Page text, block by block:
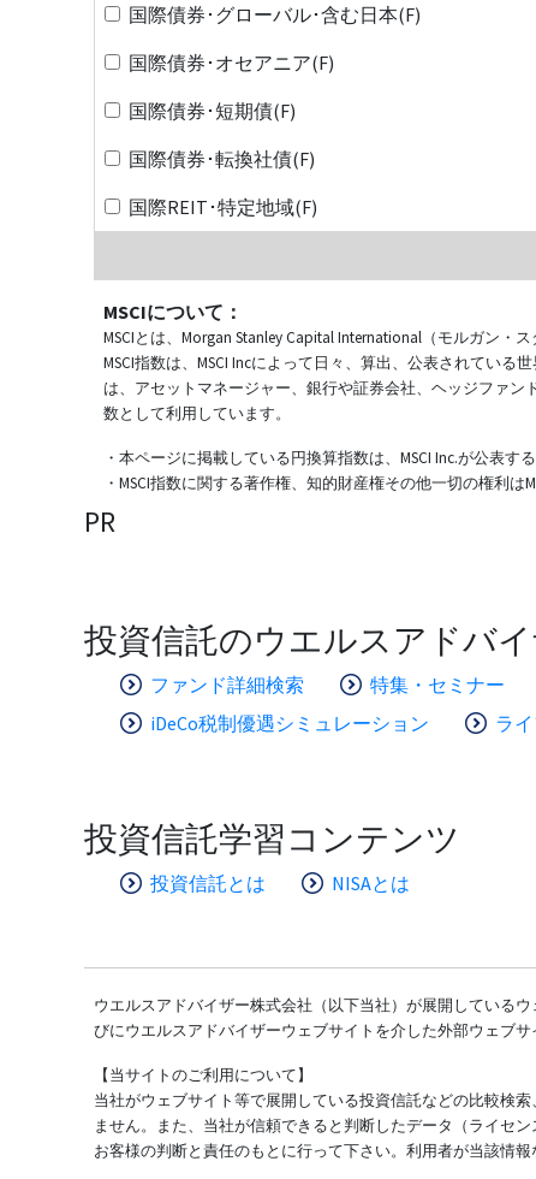
国際債券･グローバル･含む日本(F)
国際債券･オセアニア(F)
国際債券･短期債(F)
国際債券･転換社債(F)
国際REIT･特定地域(F)
MSCIについて：
MSCIとは、Morgan Stanley Capital International（モルガン・
MSCI指数は、MSCI Incによって日々、算出、公表されてい
は、アセットマネージャー、銀行や証券会社、ヘッジファ
数として利用しています。
・本ページに掲載している円換算指数は、MSCI Inc.が公表
・MSCI指数に関する著作権、知的財産権その他一切の権利は
PR
投資信託のウエルスアドバ
ファンド詳細検索 特集・セミナー
iDeCo税制優遇シミュレーション
ラ
投資信託学習コンテンツ
投資信託とは NISAとは
ウエルスアドバイザー株式会社（以下当社）が展開している
びにウエルスアドバイザーウェブサイトを介した外部ウェブ
【当サイトのご利用について】
当社がウェブサイト等で展開している投資信託などの比較検
ません。また、当社が信頼できると判断したデータ（ライセ
お客様の判断と責任のもとに行って下さい。利用者が当該情